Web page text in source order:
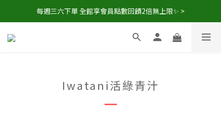
現在下單，即享8折🔥優惠特價>
每週三六下單 全館享會員點數回饋2倍無上限✨ >
單箱免運送到家🚚
Iwatani活綠青汁